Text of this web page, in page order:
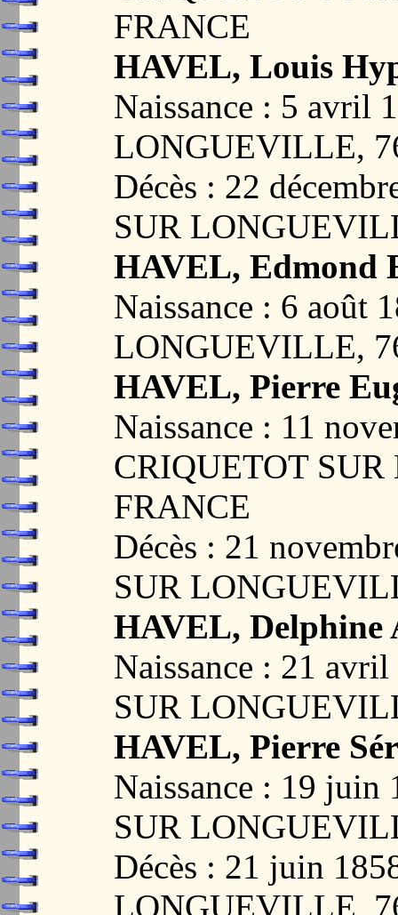
FRANCE
HAVEL, Louis
Naissance : 5 avril
LONGUEVILLE,
Décès : 22
SUR
HAVEL, Edmond
Naissance : 6 août
LONGUEVILLE,
HAVEL, Pierre
Naissance : 11
CRIQUETOT
FRANCE
Décès : 21
SUR
HAVEL, Delphine
Naissance : 21
SUR
HAVEL, Pierre
Naissance : 19 juin
SUR
Décès : 21 juin
LONGUEVILLE,